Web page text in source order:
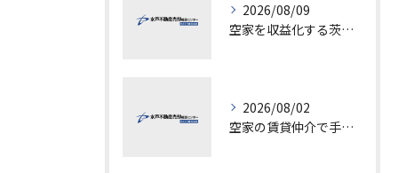
2026/08/09
空家を収益化する茨城県水戸市古河市での具体的ステップと成功ポイント
2026/08/02
空家の賃貸仲介で手数料と上限を徹底解説し200万円物件の注意点も紹介